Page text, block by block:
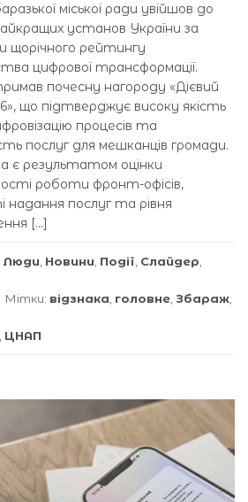
міської ради увійшов до
установ України за
щорічного рейтингу
цифрової трансформації.
почесну нагороду «Дієвий
що підтверджує високу якість
процесів та
послуг для мешканців громади.
є результатом оцінки
роботи фронт-офісів,
надання послуг та рівня
[…]
Люди, Новини, Події, Слайдер,
Мітки: відзнака, головне, Збараж,
, ЦНАП